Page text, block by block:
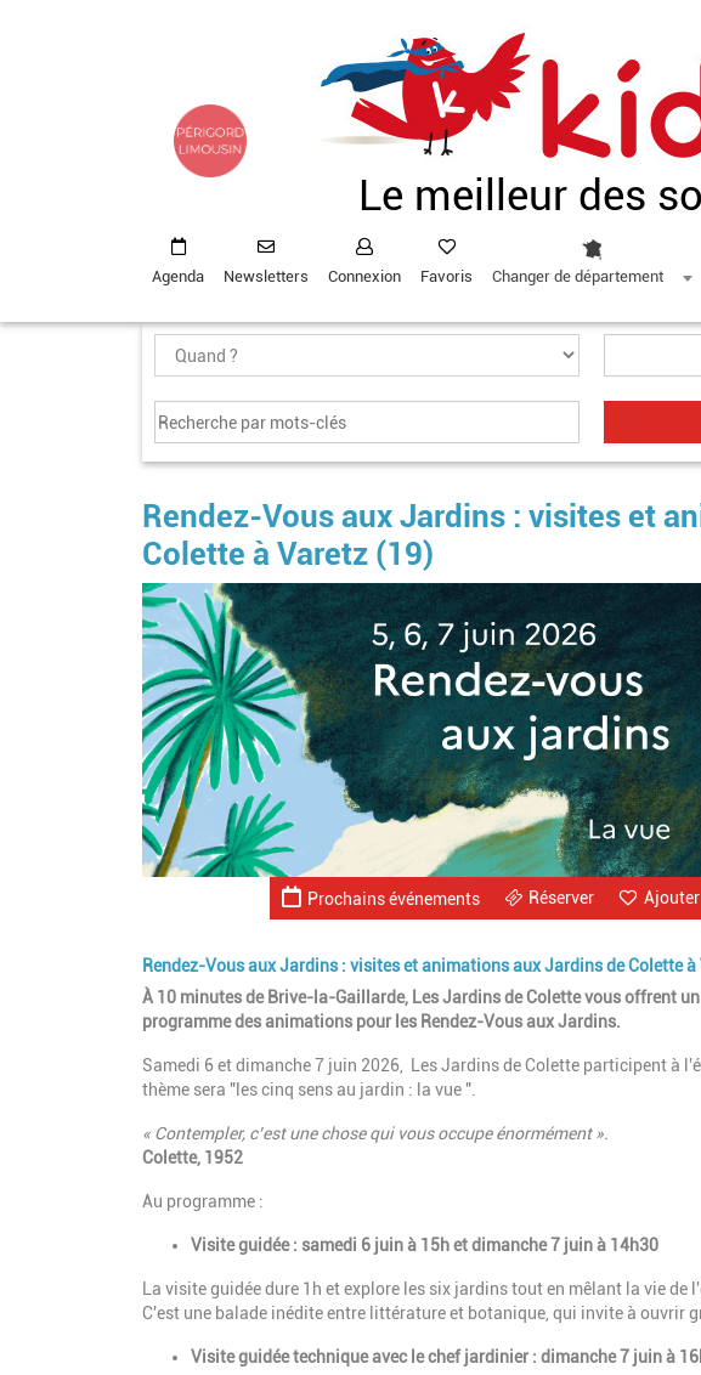
Le meilleur des
Agenda Newsletters Connexion Favoris Changer de département
Rendez-Vous aux Jardins : visites et
Colette à Varetz (19)
Ajouter
Réserver
Prochains événements
Rendez-Vous aux Jardins : visites et animations aux Jardins de Colette à
À 10 minutes de Brive-la-Gaillarde, Les Jardins de Colette vous offrent
programme des animations pour les Rendez-Vous aux Jardins.
Samedi 6 et dimanche 7 juin 2026, Les Jardins de Colette participent à
thème sera "les cinq sens au jardin : la vue ".
« Contempler, c’est une chose qui vous occupe énormément ».
Colette, 1952
Au programme :
Visite guidée : samedi 6 juin à 15h et dimanche 7 juin à 14h30
La visite guidée dure 1h et explore les six jardins tout en mêlant la vie
C'est une balade inédite entre littérature et botanique, qui invite à ouvrir
Visite guidée technique avec le chef jardinier : dimanche 7 juin à